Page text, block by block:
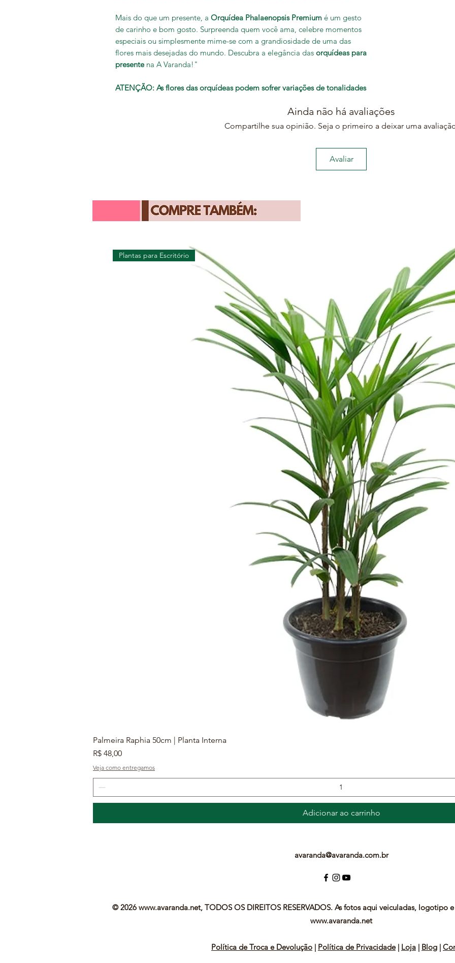
Mais do que um presente, a Orquídea Phalaenopsis Premium é um gesto
de carinho e bom gosto. Surpreenda quem você ama, celebre momentos
especiais ou simplesmente mime-se com a grandiosidade de uma das
flores mais desejadas do mundo. Descubra a elegância das orquídeas para
presentena A Varanda!"
ATENÇÃO: As flores das orquídeas podem sofrer variações de tonalidades
Ainda não há avaliações
Compartilhe sua opinião. Seja o primeiro a deixar uma
Avaliar
Plantas para Escritório
Palmeira Raphia 50cm | Planta Interna
Preço
R$ 48,00
Veja como entregamos
Adicionar ao carrinho
avaranda@avaranda.com.br
© 2026 www.avaranda.net, TODOS OS DIREITOS RESERVADOS. As fotos aqui veiculadas, logotipo
www.avaranda.net
Política de Troca e Devolução | Política de Privacidade| Loja | Blog |